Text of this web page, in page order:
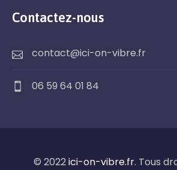
Contactez-nous
contact@ici-on-vibre.fr
06 59 64 01 84
© 2022ici-on-vibre.fr. Tous